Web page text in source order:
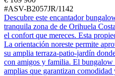
#ASV-B2057JR/1142
Descubre este encantador
tranquila zona de de Orihuela
el confort que mereces. Esta
La orientación noreste permite
su amplia terraza-patio-jardín
con amigos y familia. El bungalow
amplias que garantizan comodidad